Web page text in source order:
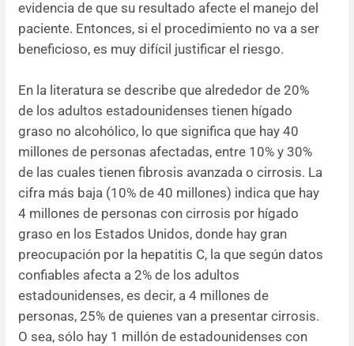
evidencia de que su resultado afecte el manejo del
paciente. Entonces, si el procedimiento no va a ser
beneficioso, es muy difícil justificar el riesgo.
En la literatura se describe que alrededor de 20%
de los adultos estadounidenses tienen hígado
graso no alcohólico, lo que significa que hay 40
millones de personas afectadas, entre 10% y 30%
de las cuales tienen fibrosis avanzada o cirrosis. La
cifra más baja (10% de 40 millones) indica que hay
4 millones de personas con cirrosis por hígado
graso en los Estados Unidos, donde hay gran
preocupación por la hepatitis C, la que según datos
confiables afecta a 2% de los adultos
estadounidenses, es decir, a 4 millones de
personas, 25% de quienes van a presentar cirrosis.
O sea, sólo hay 1 millón de estadounidenses con